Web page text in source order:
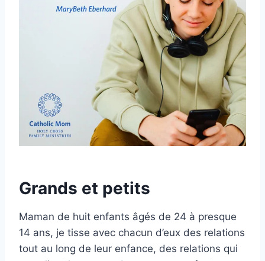
Grands et petits
Maman de huit enfants âgés de 24 à presque
14 ans, je tisse avec chacun d’eux des relations
tout au long de leur enfance, des relations qui